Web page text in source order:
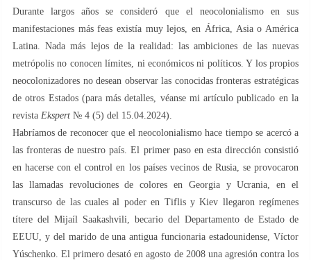
Durante largos años se consideró que el neocolonialismo en sus
manifestaciones más feas existía muy lejos, en África, Asia o América
Latina. Nada más lejos de la realidad: las ambiciones de las nuevas
metrópolis no conocen límites, ni económicos ni políticos. Y los propios
neocolonizadores no desean observar las conocidas fronteras estratégicas
de otros Estados (para más detalles, véanse mi artículo publicado en la
revista Ekspert № 4 (5) del 15.04.2024).
Habríamos de reconocer que el neocolonialismo hace tiempo se acercó a
las fronteras de nuestro país. El primer paso en esta dirección consistió
en hacerse con el control en los países vecinos de Rusia, se provocaron
las llamadas revoluciones de colores en Georgia y Ucrania, en el
transcurso de las cuales al poder en Tiflis y Kiev llegaron regímenes
títere del Mijaíl Saakashvili, becario del Departamento de Estado de
EEUU, y del marido de una antigua funcionaria estadounidense, Víctor
Yúschenko. El primero desató en agosto de 2008 una agresión contra los